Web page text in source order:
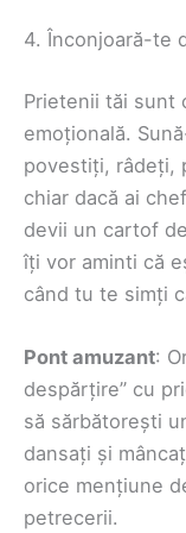
4. Înconjoară-te
Prietenii tăi sunt
emoțională.
povestiți, râdeți,
chiar dacă ai
devii un cartof
îți vor aminti că
când tu te simți
Pont amuzant:
despărțire” cu
să sărbătorești
dansați și
orice mențiune
petrecerii.